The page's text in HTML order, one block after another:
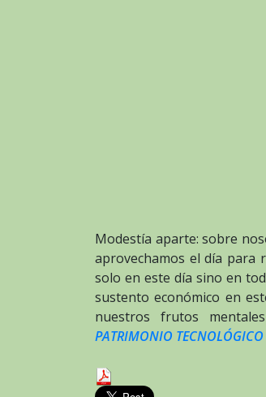
Modestía aparte: sobre
aprovechamos el día para
solo en este día sino en
sustento económico en
nuestros frutos
PATRIMONIO